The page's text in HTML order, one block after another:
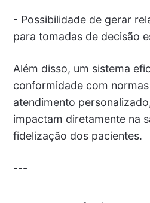
- Possibilidade de gerar
para tomadas de decisão
Além disso, um sistema
conformidade com
atendimento
impactam diretamente na
fidelização dos pacientes.
---